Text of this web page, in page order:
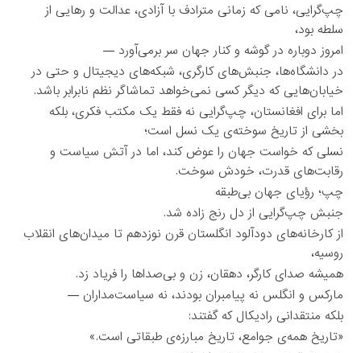
چپ‌گرایی، نامی که زمانی مترادف با آزادی، عدالت و رهایی از
سلطه بود،
امروز دوباره در گوشه و کنار جهان سر برمی‌آورد —
در دانشگاه‌ها، جنبش‌های کارگری، شبکه‌های دیجیتال و حتی در
خیابان‌هایی که دیگر کسی نمی‌خواهد تماشاگر نظم نابرابر باشد.
اما برای افغانستان، چپ‌گرایی نه فقط یک مکتب فکری، بلکه
بخشی از تاریخ سوخته‌ی یک نسل است؛
نسلی که خواست جهان را عوض کند، اما در آتش سیاست و
رقابت‌های قدرت، خودش سوخت.
چپ؛ رؤیای جهان بی‌طبقه
جنبش چپ‌گرایی از دل رنج زاده شد.
از کارخانه‌های دودآلود انگلستان قرن نوزدهم تا میدان‌های انقلاب
روسیه،
همیشه صدای کارگر، دهقان، زن و بی‌صداها را فریاد زد.
مارکس و انگلس نه پیامبران بودند، نه سیاست‌مداران —
بلکه منتقدانی رادیکال که گفتند:
«تاریخ همه‌ی جوامع، تاریخ مبارزه‌ی طبقاتی است.»